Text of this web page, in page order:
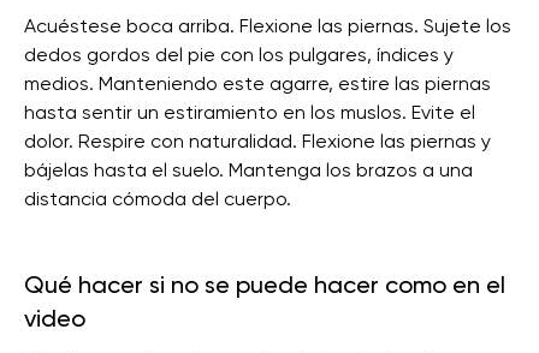
Acuéstese boca arriba. Flexione las piernas. Sujete los
dedos gordos del pie con los pulgares, índices y
medios. Manteniendo este agarre, estire las piernas
hasta sentir un estiramiento en los muslos. Evite el
dolor. Respire con naturalidad. Flexione las piernas y
bájelas hasta el suelo. Mantenga los brazos a una
distancia cómoda del cuerpo.
Qué hacer si no se puede hacer como en el
video